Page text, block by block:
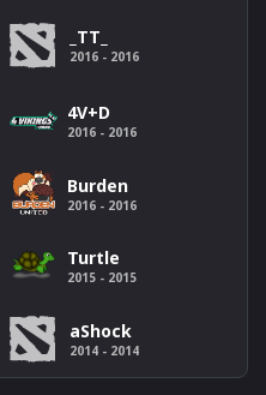
_TT_
2016 - 2016
4V+D
2016 - 2016
Burden
2016 - 2016
Turtle
2015 - 2015
aShock
2014 - 2014